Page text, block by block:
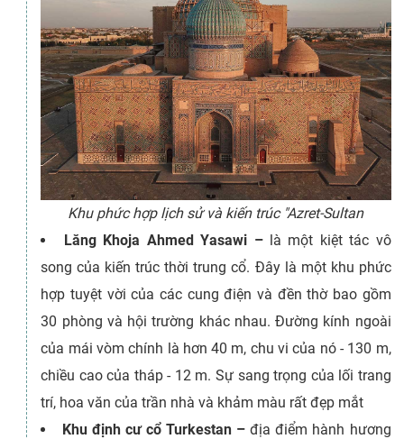
Khu phức hợp lịch sử và kiến trúc "Azret-Sultan
Lăng Khoja Ahmed Yasawi – là một kiệt tác vô
song của kiến ​​trúc thời trung cổ. Đây là một khu phức
hợp tuyệt vời của các cung điện và đền thờ bao gồm
30 phòng và hội trường khác nhau. Đường kính ngoài
của mái vòm chính là hơn 40 m, chu vi của nó - 130 m,
chiều cao của tháp - 12 m. Sự sang trọng của lối trang
trí, hoa văn của trần nhà và khảm màu rất đẹp mắt
Khu định cư cổ Turkestan –địa điểm hành hương